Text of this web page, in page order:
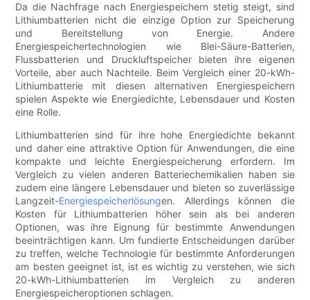
Da die Nachfrage nach Energiespeichern stetig steigt, sind
Lithiumbatterien nicht die einzige Option zur Speicherung
und Bereitstellung von Energie. Andere
Energiespeichertechnologien wie Blei-Säure-Batterien,
Flussbatterien und Druckluftspeicher bieten ihre eigenen
Vorteile, aber auch Nachteile. Beim Vergleich einer 20-kWh-
Lithiumbatterie mit diesen alternativen Energiespeichern
spielen Aspekte wie Energiedichte, Lebensdauer und Kosten
eine Rolle.
Lithiumbatterien sind für ihre hohe Energiedichte bekannt
und daher eine attraktive Option für Anwendungen, die eine
kompakte und leichte Energiespeicherung erfordern. Im
Vergleich zu vielen anderen Batteriechemikalien haben sie
zudem eine längere Lebensdauer und bieten so zuverlässige
Langzeit-Energiespeicherlösungen. Allerdings können die
Kosten für Lithiumbatterien höher sein als bei anderen
Optionen, was ihre Eignung für bestimmte Anwendungen
beeinträchtigen kann. Um fundierte Entscheidungen darüber
zu treffen, welche Technologie für bestimmte Anforderungen
am besten geeignet ist, ist es wichtig zu verstehen, wie sich
20-kWh-Lithiumbatterien im Vergleich zu anderen
Energiespeicheroptionen schlagen.